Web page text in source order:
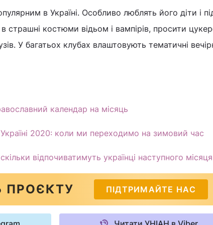
в Україні. Особливо люблять його діти і
страшні костюми відьом і вампірів, просити
У багатьох клубах влаштовують тематичні
календар на місяць
2020: коли ми переходимо на зимовий час
відпочиватимуть українці наступного місяця
ПРОЄКТУ ПІДТРИМАЙТЕ НАС